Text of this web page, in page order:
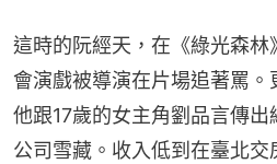
這時的阮經天，在《綠光森
會演戲被導演在片場追著罵。
他跟17歲的女主角劉品言傳
公司雪藏。收入低到在臺北交